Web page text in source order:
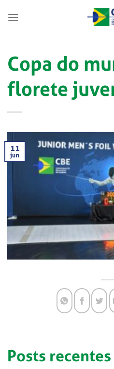
Copa do
florete
11
jun
Posts recentes